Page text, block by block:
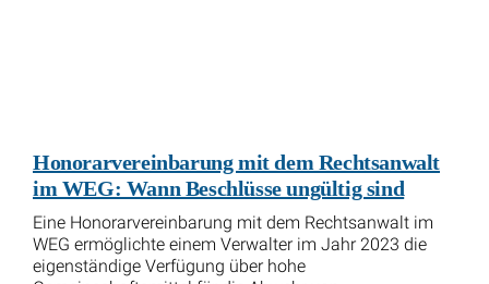
Honorarvereinbarung mit dem Rechtsanwalt
im WEG: Wann Beschlüsse ungültig sind
Eine Honorarvereinbarung mit dem Rechtsanwalt im
WEG ermöglichte einem Verwalter im Jahr 2023 die
eigenständige Verfügung über hohe